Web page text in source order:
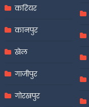
करियर
कानपुर
खेल
गाजीपुर
गोरखपुर